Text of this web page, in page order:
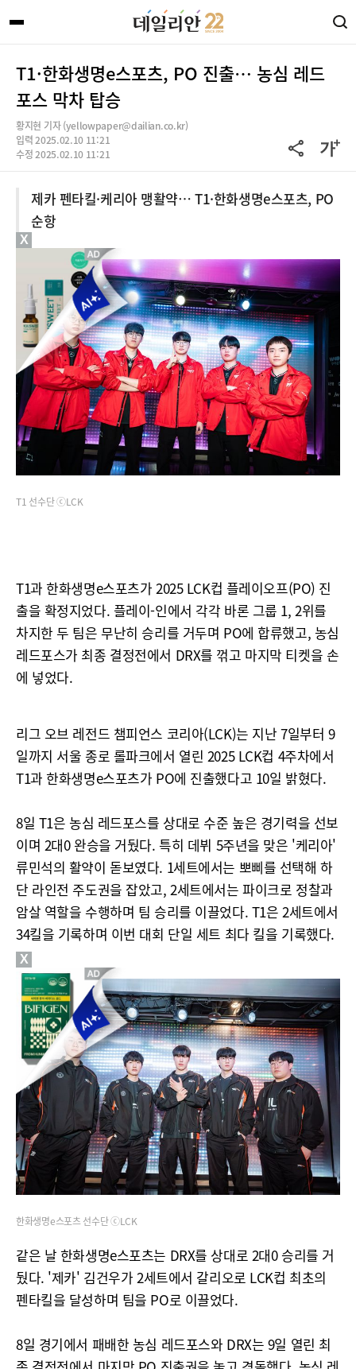
T1·한화생명e스포츠, PO 진출… 농심 레드
포스 막차 탑승
황지현 기자 (yellowpaper@dailian.co.kr)
입력 2025.02.10 11:21
수정 2025.02.10 11:21
제카 펜타킬·케리아 맹활약… T1·한화생명e스포츠, PO
순항
T1 선수단 ⓒLCK
T1과 한화생명e스포츠가 2025 LCK컵 플레이오프(PO) 진
출을 확정지었다. 플레이-인에서 각각 바론 그룹 1, 2위를
차지한 두 팀은 무난히 승리를 거두며 PO에 합류했고, 농심
레드포스가 최종 결정전에서 DRX를 꺾고 마지막 티켓을 손
에 넣었다.
리그 오브 레전드 챔피언스 코리아(LCK)는 지난 7일부터 9
일까지 서울 종로 롤파크에서 열린 2025 LCK컵 4주차에서
T1과 한화생명e스포츠가 PO에 진출했다고 10일 밝혔다.
8일 T1은 농심 레드포스를 상대로 수준 높은 경기력을 선보
이며 2대0 완승을 거뒀다. 특히 데뷔 5주년을 맞은 '케리아'
류민석의 활약이 돋보였다. 1세트에서는 뽀삐를 선택해 하
단 라인전 주도권을 잡았고, 2세트에서는 파이크로 정찰과
암살 역할을 수행하며 팀 승리를 이끌었다. T1은 2세트에서
34킬을 기록하며 이번 대회 단일 세트 최다 킬을 기록했다.
한화생명e스포츠 선수단 ⓒLCK
같은 날 한화생명e스포츠는 DRX를 상대로 2대0 승리를 거
뒀다. '제카' 김건우가 2세트에서 갈리오로 LCK컵 최초의
펜타킬을 달성하며 팀을 PO로 이끌었다.
8일 경기에서 패배한 농심 레드포스와 DRX는 9일 열린 최
X
X